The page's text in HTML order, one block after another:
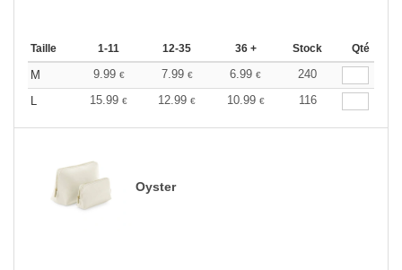
Taille 1-11 12-35 36 + Stock Qté
M 9.99 € 7.99 € 6.99 €
240
L
15.99 € 12.99 € 10.99 € 116
Oyster